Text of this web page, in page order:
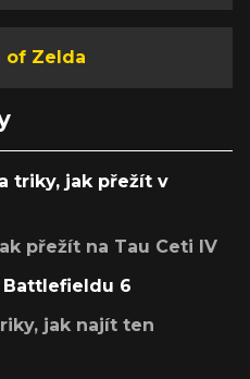
of Zelda
triky, jak přežít v
přežít na Tau Ceti IV
6
jak najít ten